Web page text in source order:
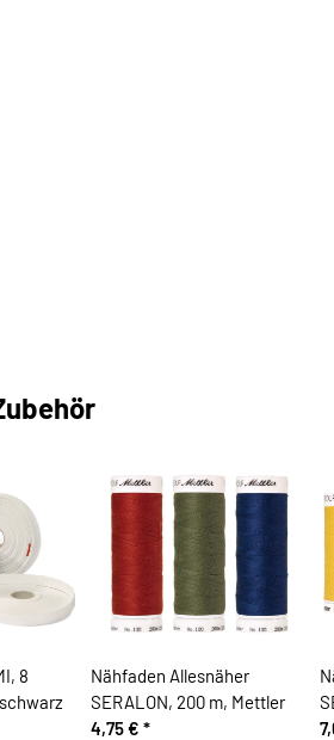
8
Nähfaden Allesnäher
SERALON, 200 m, Mettler
4,75 € *